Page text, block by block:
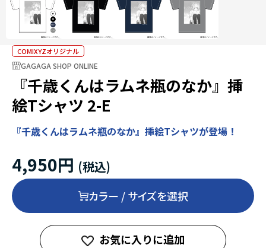
COMIXYZオリジナル
GAGAGA SHOP ONLINE
『千歳くんはラムネ瓶のなか』挿
絵Tシャツ 2-E
『千歳くんはラムネ瓶のなか』挿絵Tシャツが登場！
4,950円
カラー / サイズを選択
お気に入りに追加